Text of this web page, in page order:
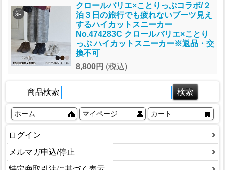
クロールバリエ×ことりっぷコラボ/２
泊３日の旅行でも疲れないブーツ見え
するハイカットスニーカー
No.474283C クロールバリエ×ことり
っぷ ハイカットスニーカー※返品・交
換不可
8,800円 (税込)
商品検索
ホーム マイページ カート
ログイン
メルマガ申込/停止